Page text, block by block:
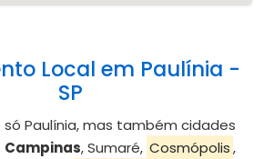
Local em Paulínia -
SP
Paulínia, mas também cidades
Campinas, Sumaré, Cosmópolis,